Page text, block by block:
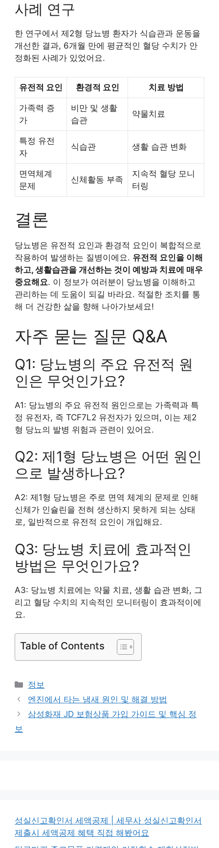
사례 연구
한 연구에서 제2형 당뇨병 환자가 식습관과 운동을
개선한 결과, 6개월 만에 평균적인 혈당 수치가 안
정화된 사례가 있었어요.
유전적 요인 환경적 요인 치료 방법
가족력 증
가
비만 및 생활
습관
약물치료
특정 유전
자
식습관 생활 습관 변화
면역체계
문제
신체활동 부족
지속적 혈당 모니
터링
결론
당뇨병은 유전적 요인과 환경적 요인이 복합적으로
작용하여 발생하는 질병이에요. 유전적 요인을 이해
하고, 생활습관을 개선하는 것이 예방과 치료에 매우
중요해요. 이 정보가 여러분이 당뇨병을 이해하고
관리하는 데 도움이 되길 바라요. 적절한 조치를 통
해 더 건강한 삶을 향해 나아가보세요!
자주 묻는 질문 Q&A
Q1: 당뇨병의 주요 유전적 원
인은 무엇인가요?
A1: 당뇨병의 주요 유전적 원인으로는 가족력과 특
정 유전자, 즉 TCF7L2 유전자가 있으며, 이는 제2
형 당뇨의 발병 위험과 관련이 있어요.
Q2: 제1형 당뇨병은 어떤 원인
으로 발생하나요?
A2: 제1형 당뇨병은 주로 면역 체계의 문제로 인해
신체가 인슐린을 전혀 생산하지 못하게 되는 상태
로, 일반적으로 유전적 요인이 개입해요.
Q3: 당뇨병 치료에 효과적인
방법은 무엇인가요?
A3: 당뇨병 치료에는 약물 치료, 생활 습관 변화, 그
리고 혈당 수치의 지속적인 모니터링이 효과적이에
요.
Table of Contents
카
테
리
정보
엔진에서 타는 냄새 원인 및 해결 방법
삼성화재 JD 보험상품 가입 가이드 및 핵심 정
보
성실신고확인서 세액공제 | 세무사 성실신고확인서
제출시 세액공제 혜택 직접 해봤어요